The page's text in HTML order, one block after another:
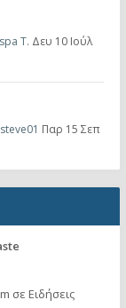
T. Δευ 10 Ιούλ
steve01 Παρ 15 Σεπ
σε Ειδήσεις